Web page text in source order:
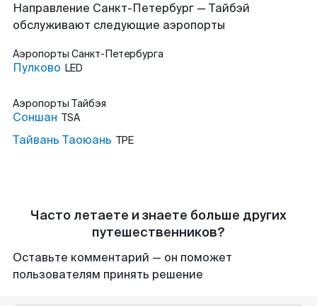
Направление Санкт-Петербург — Тайбэй
обслуживают следующие аэропорты
Аэропорты Санкт-Петербурга
Пулково LED
Аэропорты Тайбэя
Соншан TSA
Тайвань Таоюань TPE
Часто летаете и знаете больше других
путешественников?
Оставьте комментарий — он поможет
пользователям принять решение